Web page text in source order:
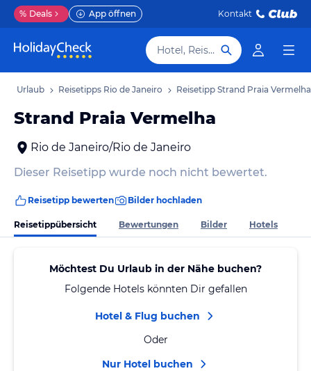
% Deals App öffnen Kontakt
Hotel, Reiseziel
Urlaub Reisetipps Rio de Janeiro Reisetipp Strand Praia Vermelha
Strand Praia Vermelha
Rio de Janeiro/Rio de Janeiro
Dieser Reisetipp wurde noch nicht bewertet.
Reisetipp bewerten Bilder hochladen
Reisetippübersicht Bewertungen Bilder Hotels
Möchtest Du Urlaub in der Nähe buchen?
Folgende Hotels könnten Dir gefallen
Hotel & Flug buchen
Oder
Nur Hotel buchen